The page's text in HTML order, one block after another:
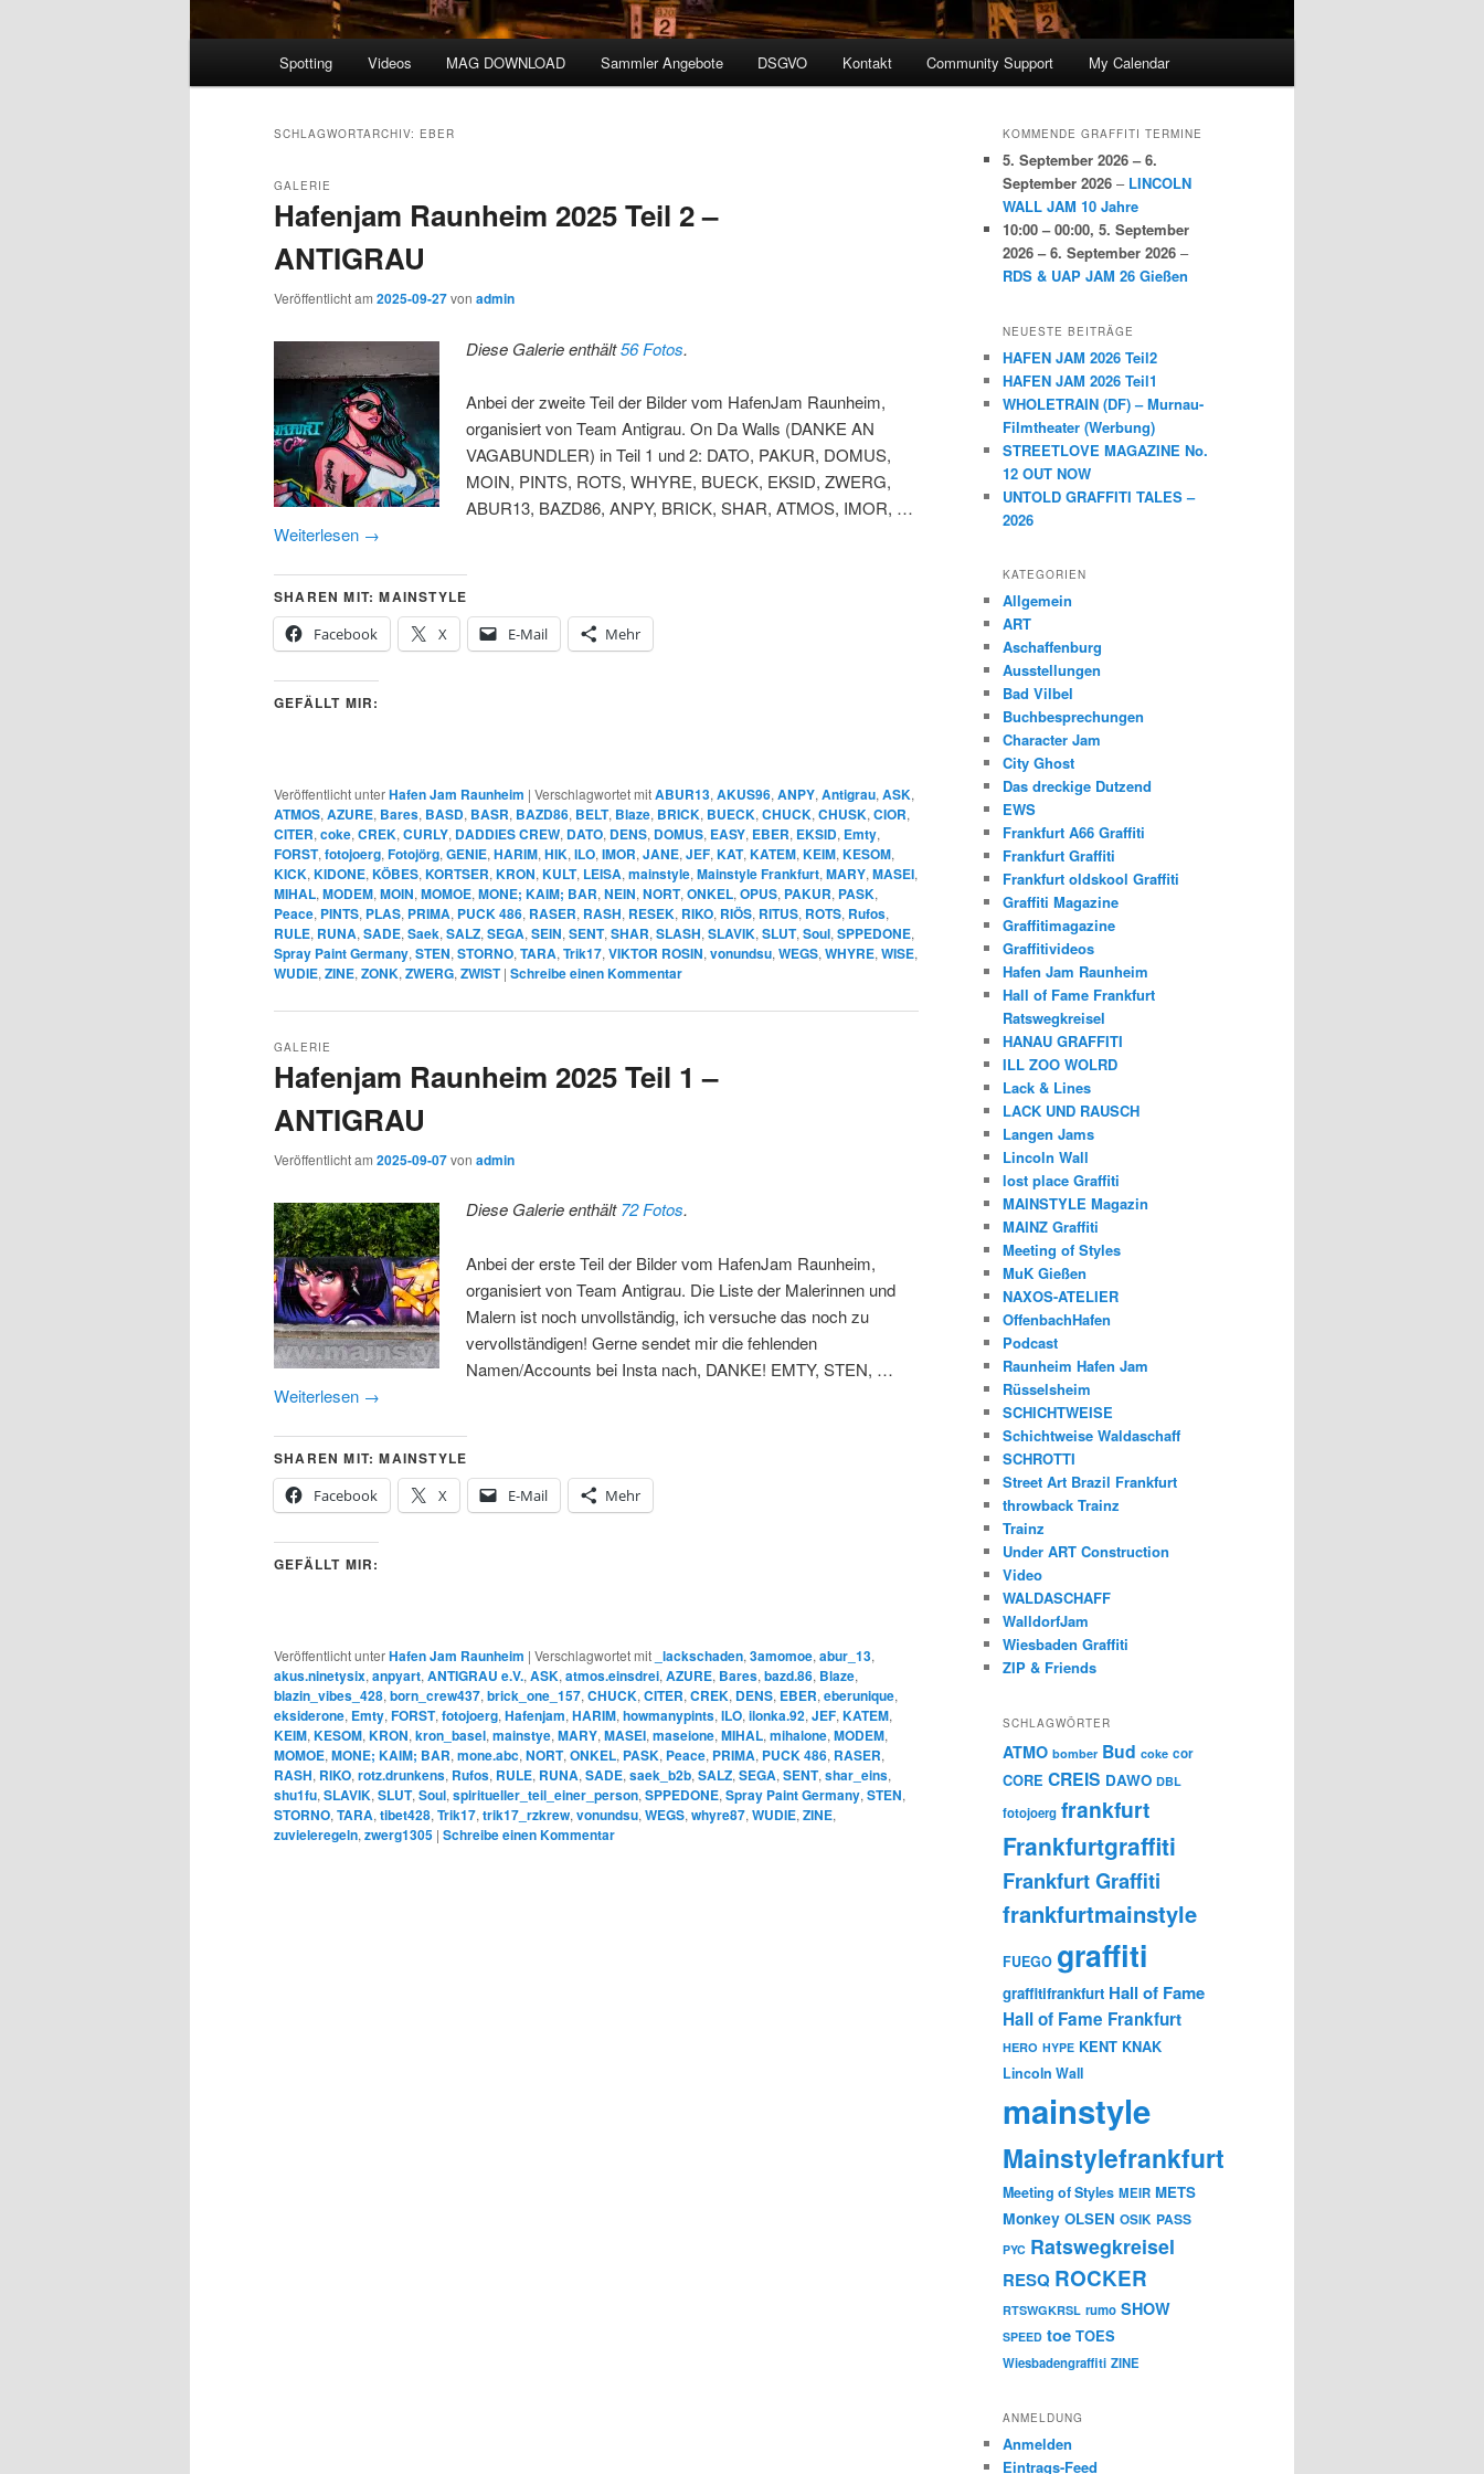
Spotting Videos MAG DOWNLOAD Sammler Angebote DSGVO Kontakt Community Support My Calendar
SCHLAGWORTARCHIV: EBER
Hafenjam Raunheim 2025 Teil 2 –
ANTIGRAU
GALERIE
Veröffentlicht am 2025-09-27von admin
Diese Galerie enthält56 Fotos.
Anbei der zweite Teil der Bilder vom HafenJam Raunheim,
organisiert von Team Antigrau. On Da Walls (DANKE AN
VAGABUNDLER) in Teil 1 und 2: DATO, PAKUR, DOMUS,
MOIN, PINTS, ROTS, WHYRE, BUECK, EKSID, ZWERG,
ABUR13, BAZD86, ANPY, BRICK, SHAR, ATMOS, IMOR, …
Weiterlesen →
SHAREN MIT: MAINSTYLE
Facebook
X E-Mail Mehr
GEFÄLLT MIR:
Veröffentlicht unterHafen Jam Raunheim | Verschlagwortet mitABUR13, AKUS96, ANPY, Antigrau, ASK,
ATMOS, AZURE, Bares, BASD, BASR, BAZD86, BELT, Blaze, BRICK, BUECK, CHUCK, CHUSK, CIOR,
CITER, coke, CREK, CURLY, DADDIES CREW, DATO, DENS, DOMUS, EASY, EBER, EKSID, Emty,
FORST, fotojoerg, Fotojörg, GENIE, HARIM, HIK, ILO, IMOR, JANE, JEF, KAT, KATEM, KEIM, KESOM,
KICK, KIDONE, KÖBES, KORTSER, KRON, KULT, LEISA, mainstyle, Mainstyle Frankfurt, MARY, MASEI,
MIHAL, MODEM, MOIN, MOMOE, MONE; KAIM; BAR, NEIN, NORT, ONKEL, OPUS, PAKUR, PASK,
Peace, PINTS, PLAS, PRIMA, PUCK 486, RASER, RASH, RESEK, RIKO, RIÖS, RITUS, ROTS, Rufos,
RULE, RUNA, SADE, Saek, SALZ, SEGA, SEIN, SENT, SHAR, SLASH, SLAVIK, SLUT, Soul, SPPEDONE,
Spray Paint Germany, STEN, STORNO, TARA, Trik17, VIKTOR ROSIN, vonundsu, WEGS, WHYRE, WISE,
WUDIE, ZINE, ZONK, ZWERG, ZWIST | Schreibe einen Kommentar
Hafenjam Raunheim 2025 Teil 1 –
ANTIGRAU
GALERIE
Veröffentlicht am 2025-09-07von admin
Diese Galerie enthält72 Fotos.
Anbei der erste Teil der Bilder vom HafenJam Raunheim,
organisiert von Team Antigrau. Die Liste der Malerinnen und
Malern ist noch unvollständig, ich versuche das noch zu
vervollständigen! Gerne sendet mir die fehlenden
Namen/Accounts bei Insta nach, DANKE! EMTY, STEN, …
Weiterlesen →
SHAREN MIT: MAINSTYLE
Facebook
X E-Mail Mehr
GEFÄLLT MIR:
Veröffentlicht unterHafen Jam Raunheim | Verschlagwortet mit _lackschaden, 3amomoe, abur_13,
akus.ninetysix, anpyart, ANTIGRAU e.V., ASK, atmos.einsdrei, AZURE, Bares, bazd.86, Blaze,
blazin_vibes_428, born_crew437, brick_one_157, CHUCK, CITER, CREK, DENS, EBER, eberunique,
eksiderone, Emty, FORST, fotojoerg, Hafenjam, HARIM, howmanypints, ILO, ilonka.92, JEF, KATEM,
KEIM, KESOM, KRON, kron_basel, mainstye, MARY, MASEI, maseione, MIHAL, mihalone, MODEM,
MOMOE, MONE; KAIM; BAR, mone.abc, NORT, ONKEL, PASK, Peace, PRIMA, PUCK 486, RASER,
RASH, RIKO, rotz.drunkens, Rufos, RULE, RUNA, SADE, saek_b2b, SALZ, SEGA, SENT, shar_eins,
shu1fu, SLAVIK, SLUT, Soul, spiritueller_teil_einer_person, SPPEDONE, Spray Paint Germany, STEN,
STORNO, TARA, tibet428, Trik17, trik17_rzkrew, vonundsu, WEGS, whyre87, WUDIE, ZINE,
zuvieleregeln, zwerg1305 | Schreibe einen Kommentar
KOMMENDE GRAFFITI TERMINE
5. September 2026 – 6.
September 2026 – LINCOLN
WALL JAM 10 Jahre
10:00 – 00:00, 5. September
2026 – 6. September 2026 –
RDS & UAP JAM 26 Gießen
NEUESTE BEITRÄGE
HAFEN JAM 2026 Teil2
HAFEN JAM 2026 Teil1
WHOLETRAIN (DF) – Murnau-
Filmtheater (Werbung)
STREETLOVE MAGAZINE No.
12 OUT NOW
UNTOLD GRAFFITI TALES –
2026
KATEGORIEN
Allgemein
ART
Aschaffenburg
Ausstellungen
Bad Vilbel
Buchbesprechungen
Character Jam
City Ghost
Das dreckige Dutzend
EWS
Frankfurt A66 Graffiti
Frankfurt Graffiti
Frankfurt oldskool Graffiti
Graffiti Magazine
Graffitimagazine
Graffitivideos
Hafen Jam Raunheim
Hall of Fame Frankfurt
Ratswegkreisel
HANAU GRAFFITI
ILL ZOO WOLRD
Lack & Lines
LACK UND RAUSCH
Langen Jams
Lincoln Wall
lost place Graffiti
MAINSTYLE Magazin
MAINZ Graffiti
Meeting of Styles
MuK Gießen
NAXOS-ATELIER
OffenbachHafen
Podcast
Raunheim Hafen Jam
Rüsselsheim
SCHICHTWEISE
Schichtweise Waldaschaff
SCHROTTI
Street Art Brazil Frankfurt
throwback Trainz
Trainz
Under ART Construction
Video
WALDASCHAFF
WalldorfJam
Wiesbaden Graffiti
ZIP & Friends
SCHLAGWÖRTER
ATMO bomber Bud coke cor
CORE CREIS DAWO DBL
fotojoerg frankfurt
Frankfurtgraffiti
Frankfurt Graffiti
frankfurtmainstyle
FUEGO graffiti
graffitifrankfurt Hall of Fame
Hall of Fame Frankfurt
HERO HYPE KENT KNAK
Lincoln Wall
mainstyle
Mainstylefrankfurt
Meeting of Styles MEIR METS
Monkey OLSEN OSIK PASS
PYC Ratswegkreisel
RESQ ROCKER
RTSWGKRSL rumo SHOW
SPEED toe TOES
Wiesbadengraffiti ZINE
ANMELDUNG
Anmelden
Eintrags-Feed